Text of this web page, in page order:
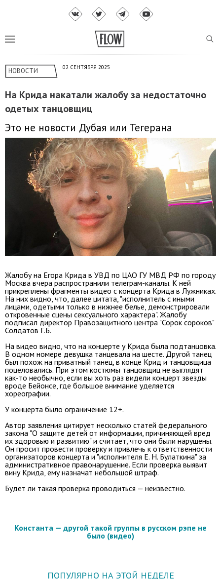
НОВОСТИ 02 СЕНТЯБРЯ 2025
На Крида накатали жалобу за недостаточно
одетых танцовщиц
Это не новости Дубая или Тегерана
Жалобу на Егора Крида в УВД по ЦАО ГУ МВД РФ по городу
Москва вчера распространили телеграм-каналы. К ней
прикреплены фрагменты видео с концерта Крида в Лужниках.
На них видно, что, далее цитата, "исполнитель с иными
лицами, одетыми только в нижнее белье, демонстрировали
откровенные сцены сексуального характера". Жалобу
подписал директор Правозащитного центра "Сорок сороков"
Солдатов Г.Б.
На видео видно, что на концерте у Крида была подтанцовка.
В одном номере девушка танцевала на шесте. Другой танец
был похож на приватный танец, в конце Крид и танцовщица
поцеловались. При этом костюмы танцовщиц не выглядят
как-то необычно, если вы хоть раз видели концерт звезды
вроде Бейонсе, где большое внимание уделяется
хореографии.
У концерта было ограничение 12+.
Автор заявления цитирует несколько статей федерального
закона "О защите детей от информации, причиняющей вред
их здоровью и развитию" и считает, что они были нарушены.
Он просит провести проверку и привлечь к ответственности
организаторов концерта и "исполнителя Е. Н. Булаткина" за
административное правонарушение. Если проверка выявит
вину Крида, ему назначат небольшой штраф.
Будет ли такая проверка проводиться — неизвестно.
Константа — другой такой группы в русском рэпе не
было (видео)
ПОПУЛЯРНО НА ЭТОЙ НЕДЕЛЕ